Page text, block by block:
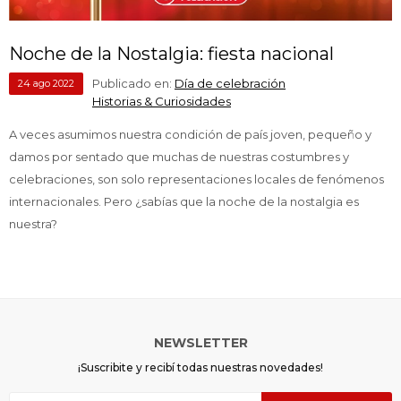
Noche de la Nostalgia: fiesta nacional
24 ago 2022 Publicado en: Día de celebración
Historias & Curiosidades
A veces asumimos nuestra condición de país joven, pequeño y
damos por sentado que muchas de nuestras costumbres y
celebraciones, son solo representaciones locales de fenómenos
internacionales. Pero ¿sabías que la noche de la nostalgia es
nuestra?
NEWSLETTER
¡Suscribite y recibí todas nuestras novedades!
Día Año
Continuar
Elegí tus productos preferidos
Elegís Pago Después como metodo de pago
* sujeto a aprobación crediticia. El monto disponible
puede variar por comercio
preguntas@pagodespues.com.uy
Día Año
Continuar
Elegí tus productos preferidos
Elegís Pago Después como metodo de pago
* sujeto a aprobación crediticia. El monto disponible
puede variar por comercio
preguntas@pagodespues.com.uy